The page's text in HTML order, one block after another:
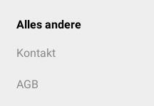
Alles andere
Kontakt
AGB